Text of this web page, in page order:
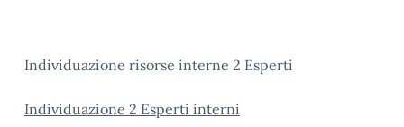
Individuazione risorse interne 2 Esperti
Individuazione 2 Esperti interni